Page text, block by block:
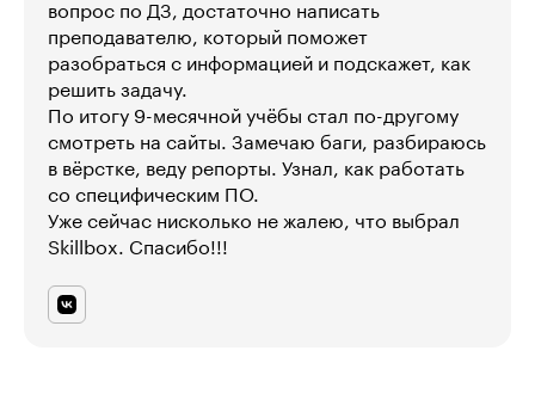
вопрос по ДЗ, достаточно написать
преподавателю, который поможет
разобраться с информацией и подскажет, как
решить задачу.
По итогу 9-месячной учёбы стал по-другому
смотреть на сайты. Замечаю баги, разбираюсь
в вёрстке, веду репорты. Узнал, как работать
со специфическим ПО.
Уже сейчас нисколько не жалею, что выбрал
Skillbox. Спасибо!!!